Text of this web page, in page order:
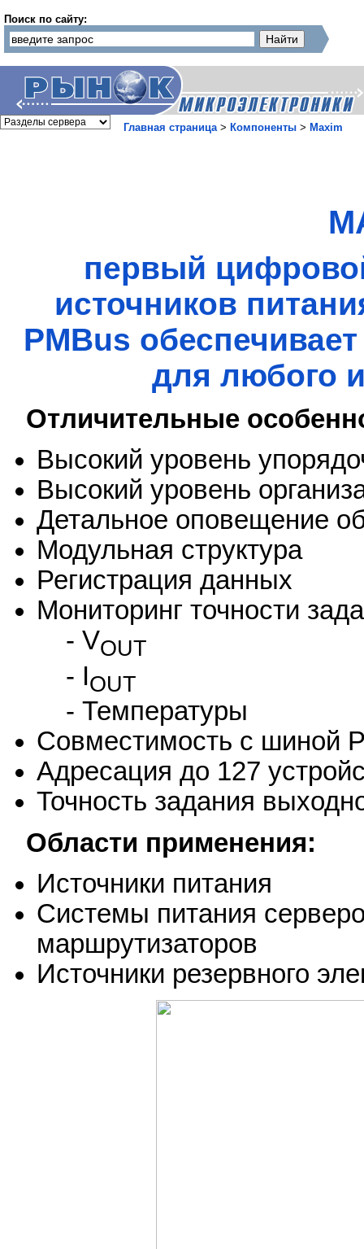
Поиск по сайту:
Главная страница> Компоненты > Maxim
первый
источников
PMBus
для любого
Отличительные
Высокий уровень
Высокий уровень
Детальное оповещение
Модульная структура
Регистрация данных
Мониторинг точности
- VOUT
- IOUT
- Температуры
Совместимость с шиной
Адресация до 127
Точность задания
Области применения:
Источники питания
Системы питания
маршрутизаторов
Источники резервного